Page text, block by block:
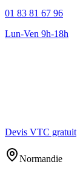
01 83 81 67 96
Lun-Ven 9h-18h
Devis VTC gratuit
Normandie